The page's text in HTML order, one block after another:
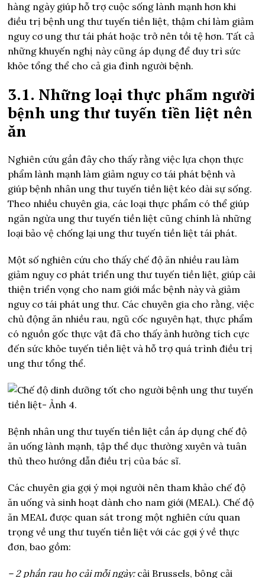
hàng ngày giúp hỗ trợ cuộc sống lành mạnh hơn khi
điều trị bệnh ung thư tuyến tiền liệt, thậm chí làm giảm
nguy cơ ung thư tái phát hoặc trở nên tồi tệ hơn. Tất cả
những khuyến nghị này cũng áp dụng để duy trì sức
khỏe tổng thể cho cả gia đình người bệnh.
3.1. Những loại thực phẩm người
bệnh ung thư tuyến tiền liệt nên
ăn
Nghiên cứu gần đây cho thấy rằng việc lựa chọn thực
phẩm lành mạnh làm giảm nguy cơ tái phát bệnh và
giúp bệnh nhân ung thư tuyến tiền liệt kéo dài sự sống.
Theo nhiều chuyên gia, các loại thực phẩm có thể giúp
ngăn ngừa ung thư tuyến tiền liệt cũng chính là những
loại bảo vệ chống lại ung thư tuyến tiền liệt tái phát.
Một số nghiên cứu cho thấy chế độ ăn nhiều rau làm
giảm nguy cơ phát triển ung thư tuyến tiền liệt, giúp cải
thiện triển vọng cho nam giới mắc bệnh này và giảm
nguy cơ tái phát ung thư. Các chuyên gia cho rằng, việc
chủ động ăn nhiều rau, ngũ cốc nguyên hạt, thực phẩm
có nguồn gốc thực vật đã cho thấy ảnh hưởng tích cực
đến sức khỏe tuyến tiền liệt và hỗ trợ quá trình điều trị
ung thư tổng thể.
Bệnh nhân ung thư tuyến tiền liệt cần áp dụng chế độ
ăn uống lành mạnh, tập thể dục thường xuyên và tuân
thủ theo hướng dẫn điều trị của bác sĩ.
Các chuyên gia gợi ý mọi người nên tham khảo chế độ
ăn uống và sinh hoạt dành cho nam giới (MEAL). Chế độ
ăn MEAL được quan sát trong một nghiên cứu quan
trọng về ung thư tuyến tiền liệt với các gợi ý về thực
đơn, bao gồm:
– 2 phần rau họ cải mỗi ngày:cải Brussels, bông cải